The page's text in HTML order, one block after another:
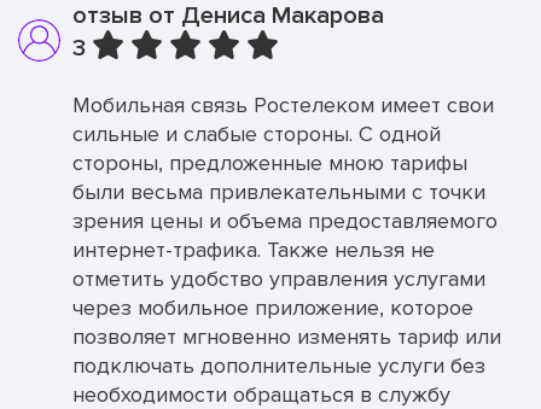
отзыв от Дениса Макарова
3
Мобильная связь Ростелеком имеет свои
сильные и слабые стороны. С одной
стороны, предложенные мною тарифы
были весьма привлекательными с точки
зрения цены и объема предоставляемого
интернет-трафика. Также нельзя не
отметить удобство управления услугами
через мобильное приложение, которое
позволяет мгновенно изменять тариф или
подключать дополнительные услуги без
необходимости обращаться в службу